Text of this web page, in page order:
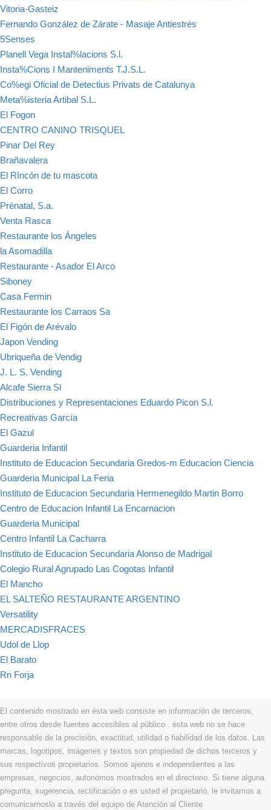
Vitoria-Gasteiz
Fernando González de Zárate - Masaje Antiestrés
5Senses
Planell Vega Instal%lacions S.l.
Insta%Cions I Manteniments T.J.S.L.
Co%egi Oficial de Detectius Privats de Catalunya
Meta%isteria Artibal S.L.
El Fogon
CENTRO CANINO TRISQUEL
Pinar Del Rey
Brañavalera
El RIncón de tu mascota
El Corro
Prénatal, S.a.
Venta Rasca
Restaurante los Ángeles
la Asomadilla
Restaurante - Asador El Arco
Siboney
Casa Fermin
Restaurante los Carraos Sa
El Figón de Arévalo
Japon Vending
Ubriqueña de Vendig
J. L. S. Vending
Alcafe Sierra Sl
Distribuciones y Representaciones Eduardo Picon S.l.
Recreativas García
El Gazul
Guarderia Infantil
Instituto de Educacion Secundaria Gredos-m Educacion Ciencia
Guarderia Municipal La Feria
Instituto de Educacion Secundaria Hermenegildo Martin Borro
Centro de Educacion Infantil La Encarnacion
Guarderia Municipal
Centro Infantil La Cacharra
Instituto de Educacion Secundaria Alonso de Madrigal
Colegio Rural Agrupado Las Cogotas Infantil
El Mancho
EL SALTEÑO RESTAURANTE ARGENTINO
Versatility
MERCADISFRACES
Udol de Llop
El Barato
Rn Forja
El contenido mostrado en ésta web consiste en información de terceros,
entre otros desde fuentes accesibles al público . ésta web no se hace
responsable de la precisión, exactitud, utilidad o fiabilidad de los datos. Las
marcas, logotipos, imágenes y textos son propiedad de dichos terceros y
sus respectivos propietarios. Somos ajenos e independientes a las
empresas, negocios, autonómos mostrados en el directorio. Si tiene alguna
pregunta, sugerencia, rectificación o es usted el propietario, le invitamos a
comunicarnoslo a través del equipo de Atención al Cliente